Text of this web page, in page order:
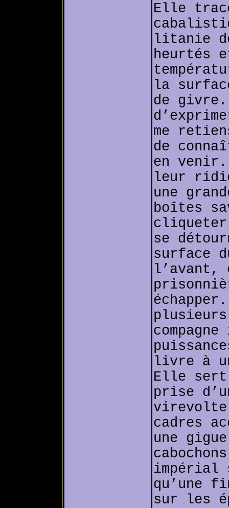
Elle
litanie
heurtés
la
de
me
de
en venir.
leur
une
boîtes
cliqueter
se
surface
l’avant,
livre à
Elle sert
prise
cadres
une
impérial
qu’une
sur les